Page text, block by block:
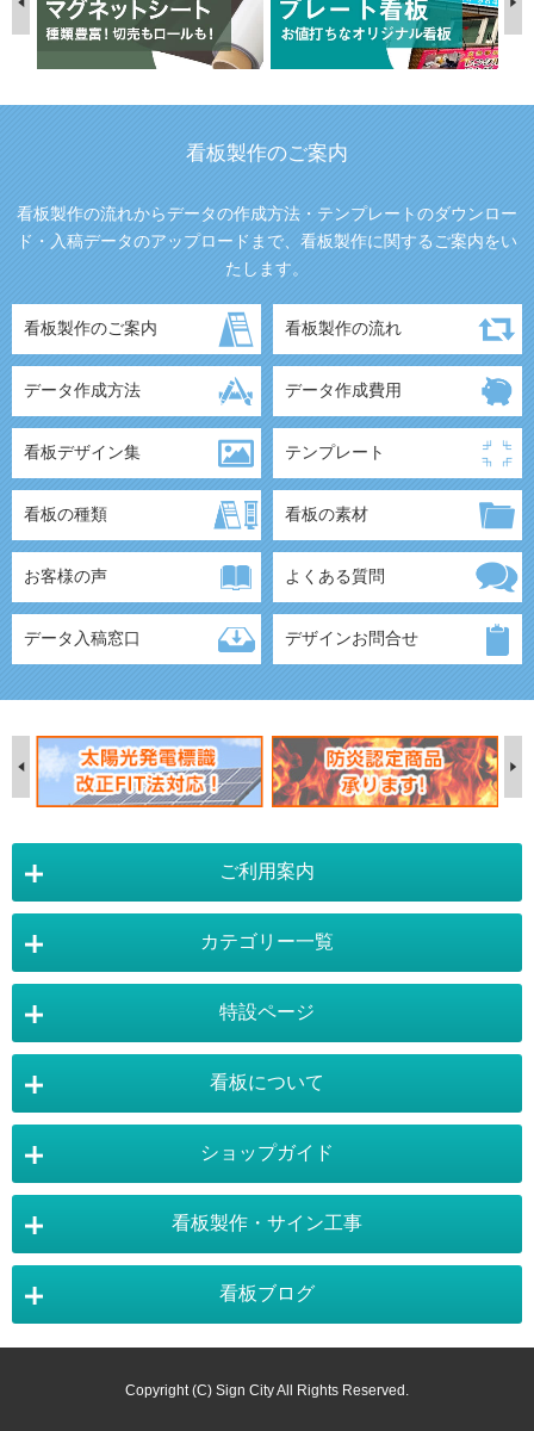
看板製作のご案内
看板製作の流れからデータの作成方法・テンプレートのダウンロー
ド・入稿データのアップロードまで、看板製作に関するご案内をい
たします。
看板製作のご案内 看板製作の流れ
データ作成方法 データ作成費用
看板デザイン集 テンプレート
看板の種類 看板の素材
お客様の声 よくある質問
データ入稿窓口 デザインお問合せ
ご利用案内
店舗詳細情報
運営会社 :株式会社トレード
〒454-0011 愛知県 名古屋市中川区山王4-5-10
TEL:052-265-7603 FAX:052-350-2662
お気軽にお問い合わせ下さい。
お問合せ
お支払について
・事前銀行振込み
カテゴリー一覧
スタンド看板：オプション バナースタンド
自立看板 フロアサイン／路面表示
壁面看板
ポスターフレーム イーゼル
黒板／ブラックボード
特設ページ
バナースタンド特設ページ 大型看板・突出看板特設ページ
イーゼルスタンド特設ページ ホワイトボード特設ページ
販促・店舗用品特設ページ
看板について
看板設置のきまり 看板の用語集
施工事例 スタッフ紹介
ショップガイド
お支払い方法 送料・納期・配送
商品の返品・交換 注文の変更・取り消し
お得なポイントシステム 掛売りについて
看板製作・サイン工事
看板ブログ
Copyright (C) Sign City All Rights Reserved.